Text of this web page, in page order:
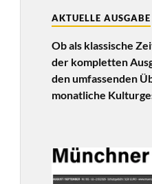
AKTUELLE AUSGABE
Ob als klassische
der kompletten
den umfassenden
monatliche